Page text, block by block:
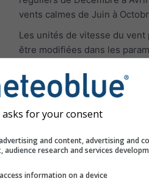
vents calmes de Juin à
Les unités de vitesse du vent
être modifiées dans les
Rose des vents
asks for your consent
and content, advertising and
audience research and services
information on a device